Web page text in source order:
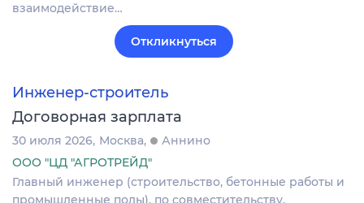
взаимодействие…
Откликнуться
Инженер-строитель
Договорная зарплата
30 июля 2026 Москва
Аннино
ООО "ЦД "АГРОТРЕЙД"
Главный инженер (строительство, бетонные работы и
промышленные полы), по совместительству.